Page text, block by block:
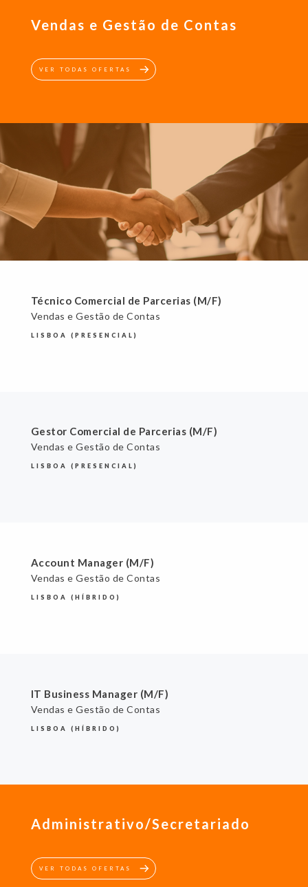
Vendas e Gestão de Contas
VER TODAS OFERTAS
Técnico Comercial de Parcerias (M/F)
Vendas e Gestão de Contas
LISBOA (PRESENCIAL)
Gestor Comercial de Parcerias (M/F)
Vendas e Gestão de Contas
LISBOA (PRESENCIAL)
Account Manager (M/F)
Vendas e Gestão de Contas
LISBOA (HÍBRIDO)
IT Business Manager (M/F)
Vendas e Gestão de Contas
LISBOA (HÍBRIDO)
Administrativo/Secretariado
VER TODAS OFERTAS